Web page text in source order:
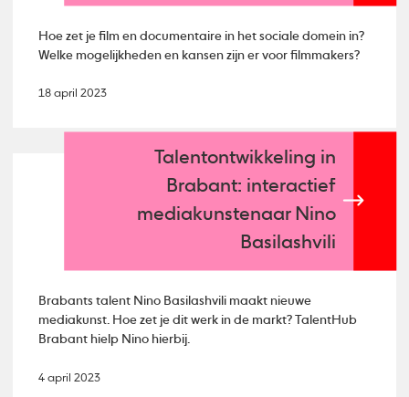
Hoe zet je film en documentaire in het sociale domein in?
Welke mogelijkheden en kansen zijn er voor filmmakers?
18 april 2023
Talentontwikkeling in
Brabant: interactief
mediakunstenaar Nino
Basilashvili
Brabants talent Nino Basilashvili maakt nieuwe
mediakunst. Hoe zet je dit werk in de markt? TalentHub
Brabant hielp Nino hierbij.
4 april 2023